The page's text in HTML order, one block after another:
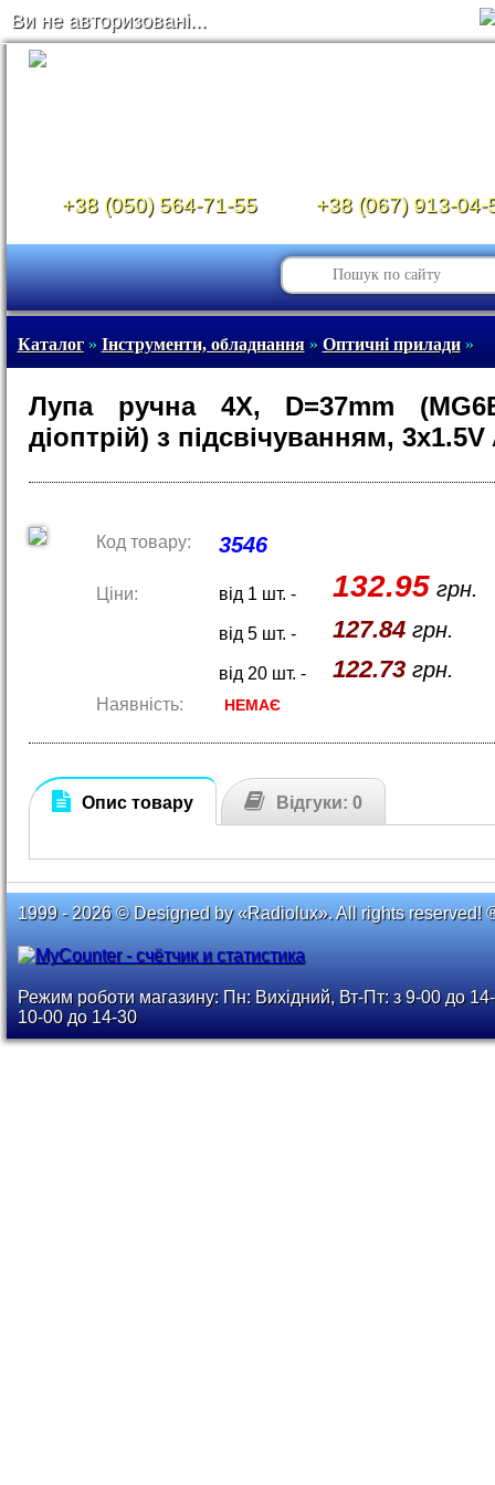
Ви не авторизовані...
+38 (050) 564-71-55 +38 (067) 913-04-
Каталог» Інструменти, обладнання» Оптичні прилади»
Лупа ручна 4X, D=37mm
діоптрій) з підсвічуванням, 3x1.5V
Код товару: 3546
Ціни: від 1 шт. - 132.95 грн.
від 5 шт. - 127.84грн.
від 20 шт. - 122.73грн.
Наявність: НЕМАЄ
Опис товару Відгуки: 0
1999 - 2026 © Designed by «Radiolux». All rights reserved!
Режим роботи магазину: Пн: Вихідний, Вт-Пт: з 9-00 до
10-00 до 14-30